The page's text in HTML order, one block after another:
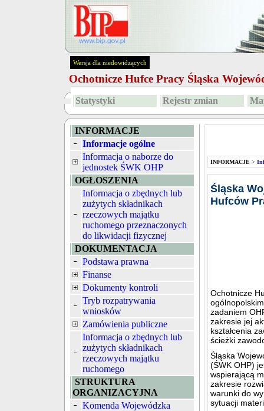
Wersja dla niedowidzących
Ochotnicze Hufce Pracy Śląska
Statystyki Rejestr zmian
INFORMACJE
Informacje ogólne
Informacja o naborze do
jednostek ŚWK OHP
OGŁOSZENIA
Informacja o zbędnych lub
zużytych składnikach
rzeczowych majątku
ruchomego przeznaczonych
do likwidacji fizycznej
DOKUMENTACJA
Podstawa prawna
Finanse
Dokumenty kontroli
Tryb rozpatrywania
wniosków
Zamówienia publiczne
Informacja o zbędnych lub
zużytych składnikach
rzeczowych majątku
ruchomego
STRUKTURA
ORGANIZACYJNA
Komenda Wojewódzka
INFORMACJE >
Śląska
Hufców
Ochotnicze
zadaniem
zakresie jej
kształcenia
ścieżki
Śląska
(ŚWK OHP)
wspierającą
zakresie
warunki do
sytuacji